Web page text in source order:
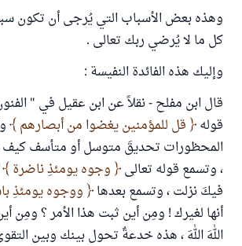
وهذه بعض الأسباب التي يُرجى أن تكون
كل ما لا يُرضي ربك تعالى .
وإليك هذه الفائدة النفيسة :
قال ابن مفلح - نقلاً عن ابن عقيل في "
قوله
قل للمؤمنين يغضوا من أبصارهم
المحظورات تحديقَ متوسل أو متأسف كيف
، وتسمع قوله تعالى
وجوه يومئذِ ناضرة
فيكَ نزلت ، وتسمع بعدها
ووجوه يومئذِ
أنها لغيرك ‍! ومِن أين ثبت هذا الأمر ؟ ومِن
اللهَ اللهَ ، هذه خدعةٌ تحول بينك وبين